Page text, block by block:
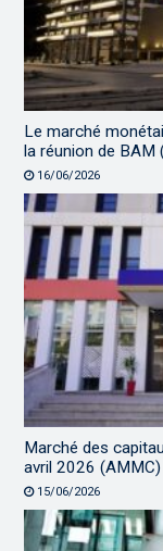
Le marché
la réunion de BAM
16/06/2026
Marché des
avril 2026 (AMMC)
15/06/2026